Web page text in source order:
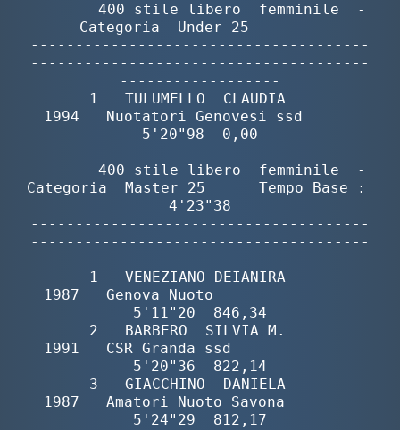
Salvamento
GUG
Propaganda
        400 stile libero  femminile  -
Categoria  Under 25
--------------------------------------
--------------------------------------
------------------
       1   TULUMELLO  CLAUDIA
1994   Nuotatori Genovesi ssd
5'20"98  0,00
        400 stile libero  femminile  -
Categoria  Master 25      Tempo Base :
4'23"38
--------------------------------------
--------------------------------------
------------------
       1   VENEZIANO DEIANIRA
1987   Genova Nuoto
5'11"20  846,34
       2   BARBERO  SILVIA M.
1991   CSR Granda ssd
5'20"36  822,14
       3   GIACCHINO  DANIELA
1987   Amatori Nuoto Savona
5'24"29  812,17